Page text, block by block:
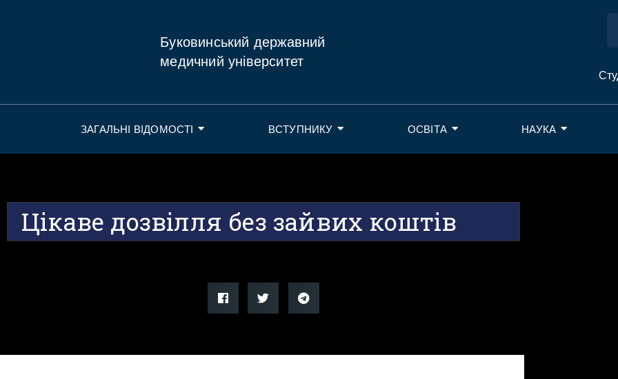
Буковинський державний
медичний університет
ЗАГАЛЬНІ ВІДОМОСТІ ВСТУПНИКУ ОСВІТА НАУКА
Цікаве дозвілля без зайвих коштів